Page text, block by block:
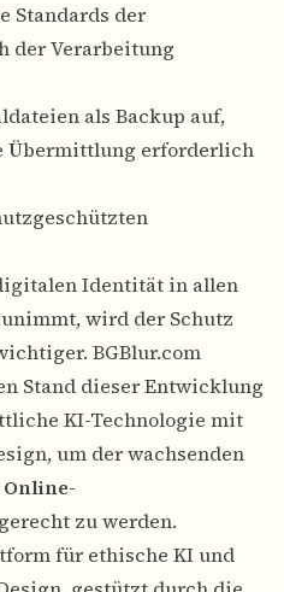
Standards der
der Verarbeitung
als Backup auf,
Übermittlung erforderlich
Identität in allen
wird der Schutz
BGBlur.com
Stand dieser Entwicklung
KI-Technologie mit
um der wachsenden
Online-
gerecht zu werden.
für ethische KI und